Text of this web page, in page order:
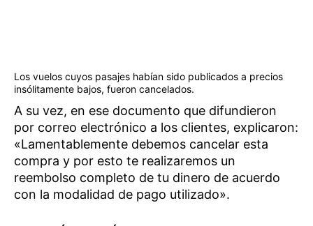
Los vuelos cuyos pasajes habían sido publicados a precios
insólitamente bajos, fueron cancelados.
A su vez, en ese documento que difundieron
por correo electrónico a los clientes, explicaron:
«Lamentablemente debemos cancelar esta
compra y por esto te realizaremos un
reembolso completo de tu dinero de acuerdo
con la modalidad de pago utilizado».